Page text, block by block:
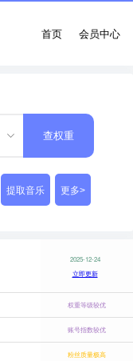
会员中心
首页
查权重
提取音乐 更多>
2025-12-24
立即更新
权重等级较优
账号指数较优
粉丝质量极高